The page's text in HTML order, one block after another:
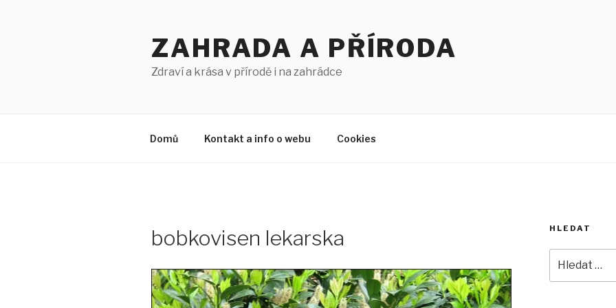
ZAHRADA A PŘÍRODA
Zdraví a krása v přírodě i na zahrádce
Domů Kontakt a info o webu Cookies
bobkovisen lekarska HLEDAT